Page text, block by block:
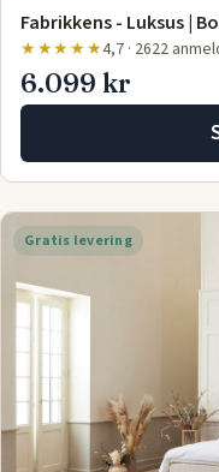
Fabrikkens - Luksus |
★★★★★4,7 · 2622
6.099 kr
Gratis levering